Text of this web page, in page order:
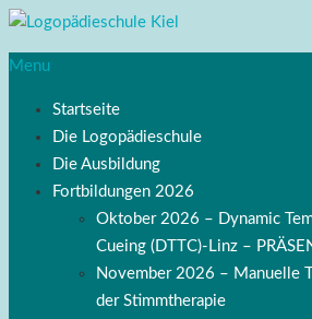
Menu
Startseite
Die Logopädieschule
Die Ausbildung
Fortbildungen 2026
Oktober 2026 – Dynamic
Cueing (DTTC)-Linz –
November 2026 – Manuelle
der Stimmtherapie